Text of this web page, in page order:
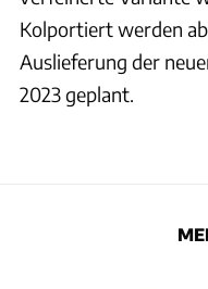
Kolportiert werden
Auslieferung der
2023 geplant.